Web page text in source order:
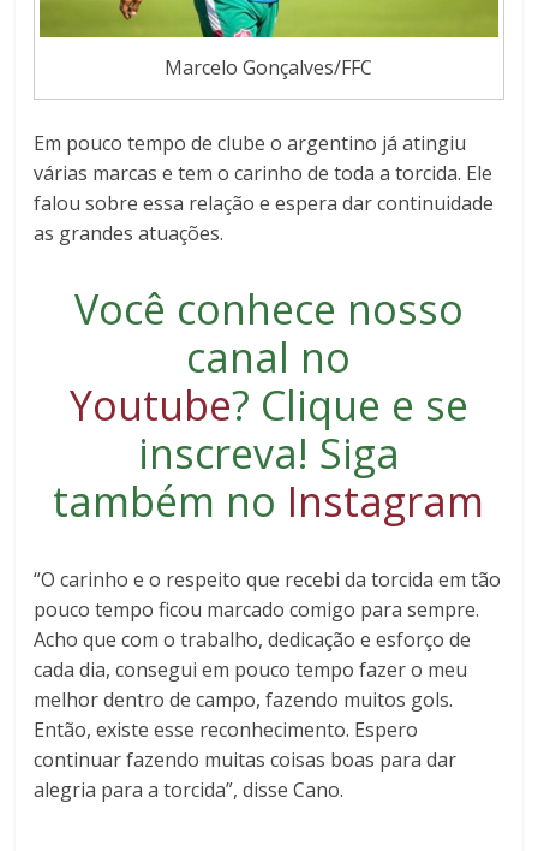
Marcelo Gonçalves/FFC
Em pouco tempo de clube o argentino já atingiu
várias marcas e tem o carinho de toda a torcida. Ele
falou sobre essa relação e espera dar continuidade
as grandes atuações.
Você conhece nosso
canal no
Youtube? Clique e se
inscreva! Siga
também no Instagram
“O carinho e o respeito que recebi da torcida em tão
pouco tempo ficou marcado comigo para sempre.
Acho que com o trabalho, dedicação e esforço de
cada dia, consegui em pouco tempo fazer o meu
melhor dentro de campo, fazendo muitos gols.
Então, existe esse reconhecimento. Espero
continuar fazendo muitas coisas boas para dar
alegria para a torcida”, disse Cano.